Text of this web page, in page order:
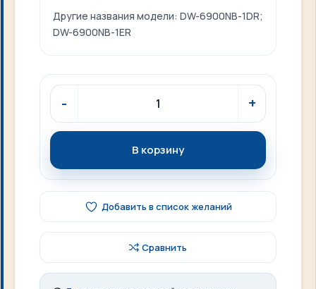
Другие названия модели: DW-6900NB-1DR;
DW-6900NB-1ER
В корзину
Добавить в список желаний
Сравнить